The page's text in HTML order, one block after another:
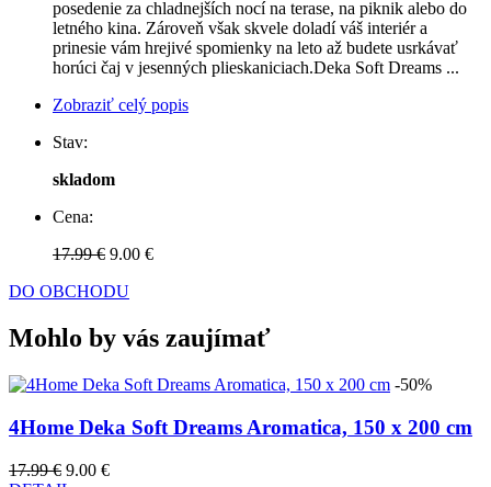
posedenie za chladnejších nocí na terase, na piknik alebo do
letného kina. Zároveň však skvele doladí váš interiér a
prinesie vám hrejivé spomienky na leto až budete usrkávať
horúci čaj v jesenných plieskaniciach.Deka Soft Dreams ...
Zobraziť celý popis
Stav:
skladom
Cena:
17.99 € 9.00 €
DO OBCHODU
Mohlo by vás zaujímať
-50%
4Home Deka Soft Dreams Aromatica, 150 x 200 cm
17.99 € 9.00 €